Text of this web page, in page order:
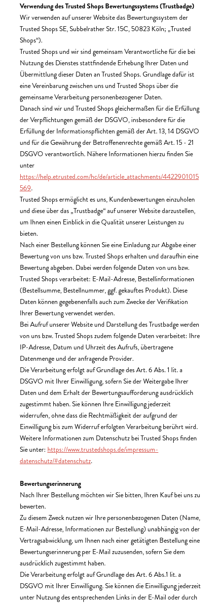
Verwendung des Trusted Shops Bewertungssystems (Trustbadge)
Wir verwenden auf unserer Website das Bewertungssystem der
Trusted Shops SE, Subbelrather Str. 15C, 50823 Köln; „Trusted
Shops“).
Trusted Shops und wir sind gemeinsam Verantwortliche für die bei
Nutzung des Dienstes stattfindende Erhebung Ihrer Daten und
Übermittlung dieser Daten an Trusted Shops. Grundlage dafür ist
eine Vereinbarung zwischen uns und Trusted Shops über die
gemeinsame Verarbeitung personenbezogener Daten.
Danach sind wir und Trusted Shops gleichermaßen für die Erfüllung
der Verpflichtungen gemäß der DSGVO, insbesondere für die
Erfüllung der Informationspflichten gemäß der Art. 13, 14 DSGVO
und für die Gewährung der Betroffenenrechte gemäß Art. 15 - 21
DSGVO verantwortlich. Nähere Informationen hierzu finden Sie
unter
https://help.etrusted.com/hc/de/article_attachments/4422901015
569.
Trusted Shops ermöglicht es uns, Kundenbewertungen einzuholen
und diese über das „Trustbadge“ auf unserer Website darzustellen,
um Ihnen einen Einblick in die Qualität unserer Leistungen zu
bieten.
Nach einer Bestellung können Sie eine Einladung zur Abgabe einer
Bewertung von uns bzw. Trusted Shops erhalten und daraufhin eine
Bewertung abgeben. Dabei werden folgende Daten von uns bzw.
Trusted Shops verarbeitet: E-Mail-Adresse, Bestellinformationen
(Bestellsumme, Bestellnummer, ggf. gekauftes Produkt). Diese
Daten können gegebenenfalls auch zum Zwecke der Verifikation
Ihrer Bewertung verwendet werden.
Bei Aufruf unserer Website und Darstellung des Trustbadge werden
von uns bzw. Trusted Shops zudem folgende Daten verarbeitet: Ihre
IP-Adresse, Datum und Uhrzeit des Aufrufs, übertragene
Datenmenge und der anfragende Provider.
Die Verarbeitung erfolgt auf Grundlage des Art. 6 Abs. 1 lit. a
DSGVO mit Ihrer Einwilligung, sofern Sie der Weitergabe Ihrer
Daten und dem Erhalt der Bewertungsaufforderung ausdrücklich
zugestimmt haben. Sie können Ihre Einwilligung jederzeit
widerrufen, ohne dass die Rechtmäßigkeit der aufgrund der
Einwilligung bis zum Widerruf erfolgten Verarbeitung berührt wird.
Weitere Informationen zum Datenschutz bei Trusted Shops finden
Sie unter: https://www.trustedshops.de/impressum-
datenschutz/#datenschutz.
Bewertungserinnerung
Nach Ihrer Bestellung möchten wir Sie bitten, Ihren Kauf bei uns zu
bewerten.
Zu diesem Zweck nutzen wir Ihre personenbezogenen Daten (Name,
E-Mail-Adresse, Informationen zur Bestellung) unabhängig von der
Vertragsabwicklung, um Ihnen nach einer getätigten Bestellung eine
Bewertungserinnerung per E-Mail zuzusenden, sofern Sie dem
ausdrücklich zugestimmt haben.
Die Verarbeitung erfolgt auf Grundlage des Art. 6 Abs.1 lit. a
DSGVO mit Ihrer Einwilligung. Sie können die Einwilligung jederzeit
unter Nutzung des entsprechenden Links in der E-Mail oder durch